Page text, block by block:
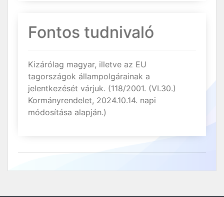
Fontos tudnivaló
Kizárólag magyar, illetve az EU
tagországok állampolgárainak a
jelentkezését várjuk. (118/2001. (VI.30.)
Kormányrendelet, 2024.10.14. napi
módosítása alapján.)